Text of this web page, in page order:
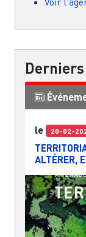
le 20-02-
ALTÉRER,